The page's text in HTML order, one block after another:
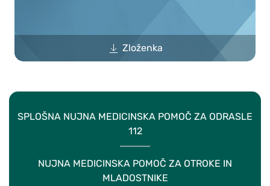
Zloženka
SPLOŠNA NUJNA MEDICINSKA POMOČ ZA ODRASLE
112
NUJNA MEDICINSKA POMOČ ZA OTROKE IN
MLADOSTNIKE